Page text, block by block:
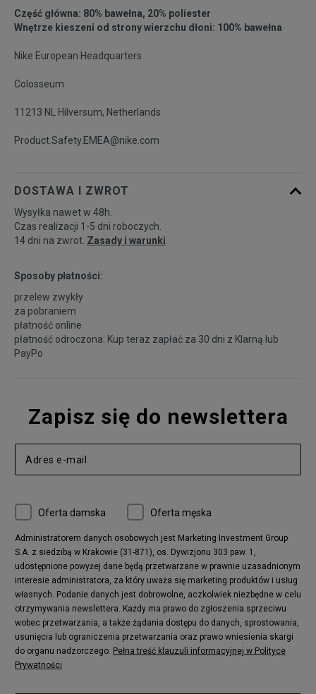
Część główna: 80% bawełna, 20% poliester
Wnętrze kieszeni od strony wierzchu dłoni: 100% bawełna
Nike European Headquarters
Colosseum
11213 NL Hilversum, Netherlands
Product.Safety.EMEA@nike.com
DOSTAWA I ZWROT
Wysyłka nawet w 48h.
Czas realizacji 1-5 dni roboczych.
14 dni na zwrot. Zasady i warunki
Sposoby płatności:
przelew zwykły
za pobraniem
płatność online
płatność odroczona: Kup teraz zapłać za 30 dni z Klarną lub
PayPo
Zapisz się do newslettera
Oferta damska Oferta męska
Administratorem danych osobowych jest Marketing Investment Group
S.A. z siedzibą w Krakowie (31-871), os. Dywizjonu 303 paw. 1,
udostępnione powyżej dane będą przetwarzane w prawnie uzasadnionym
interesie administratora, za który uważa się marketing produktów i usług
własnych. Podanie danych jest dobrowolne, aczkolwiek niezbędne w celu
otrzymywania newslettera. Każdy ma prawo do zgłoszenia sprzeciwu
wobec przetwarzania, a także żądania dostępu do danych, sprostowania,
usunięcia lub ograniczenia przetwarzania oraz prawo wniesienia skargi
do organu nadzorczego. Pełna treść klauzuli informacyjnej w Polityce
Prywatności